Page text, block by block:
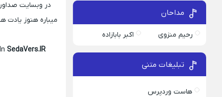
در وبسایت
میباره هنوز یادت
SedaVers.IR
مداحان
رحیم منزوی اکبر بابازاده
تبلیغات متنی
هاست وردپرس